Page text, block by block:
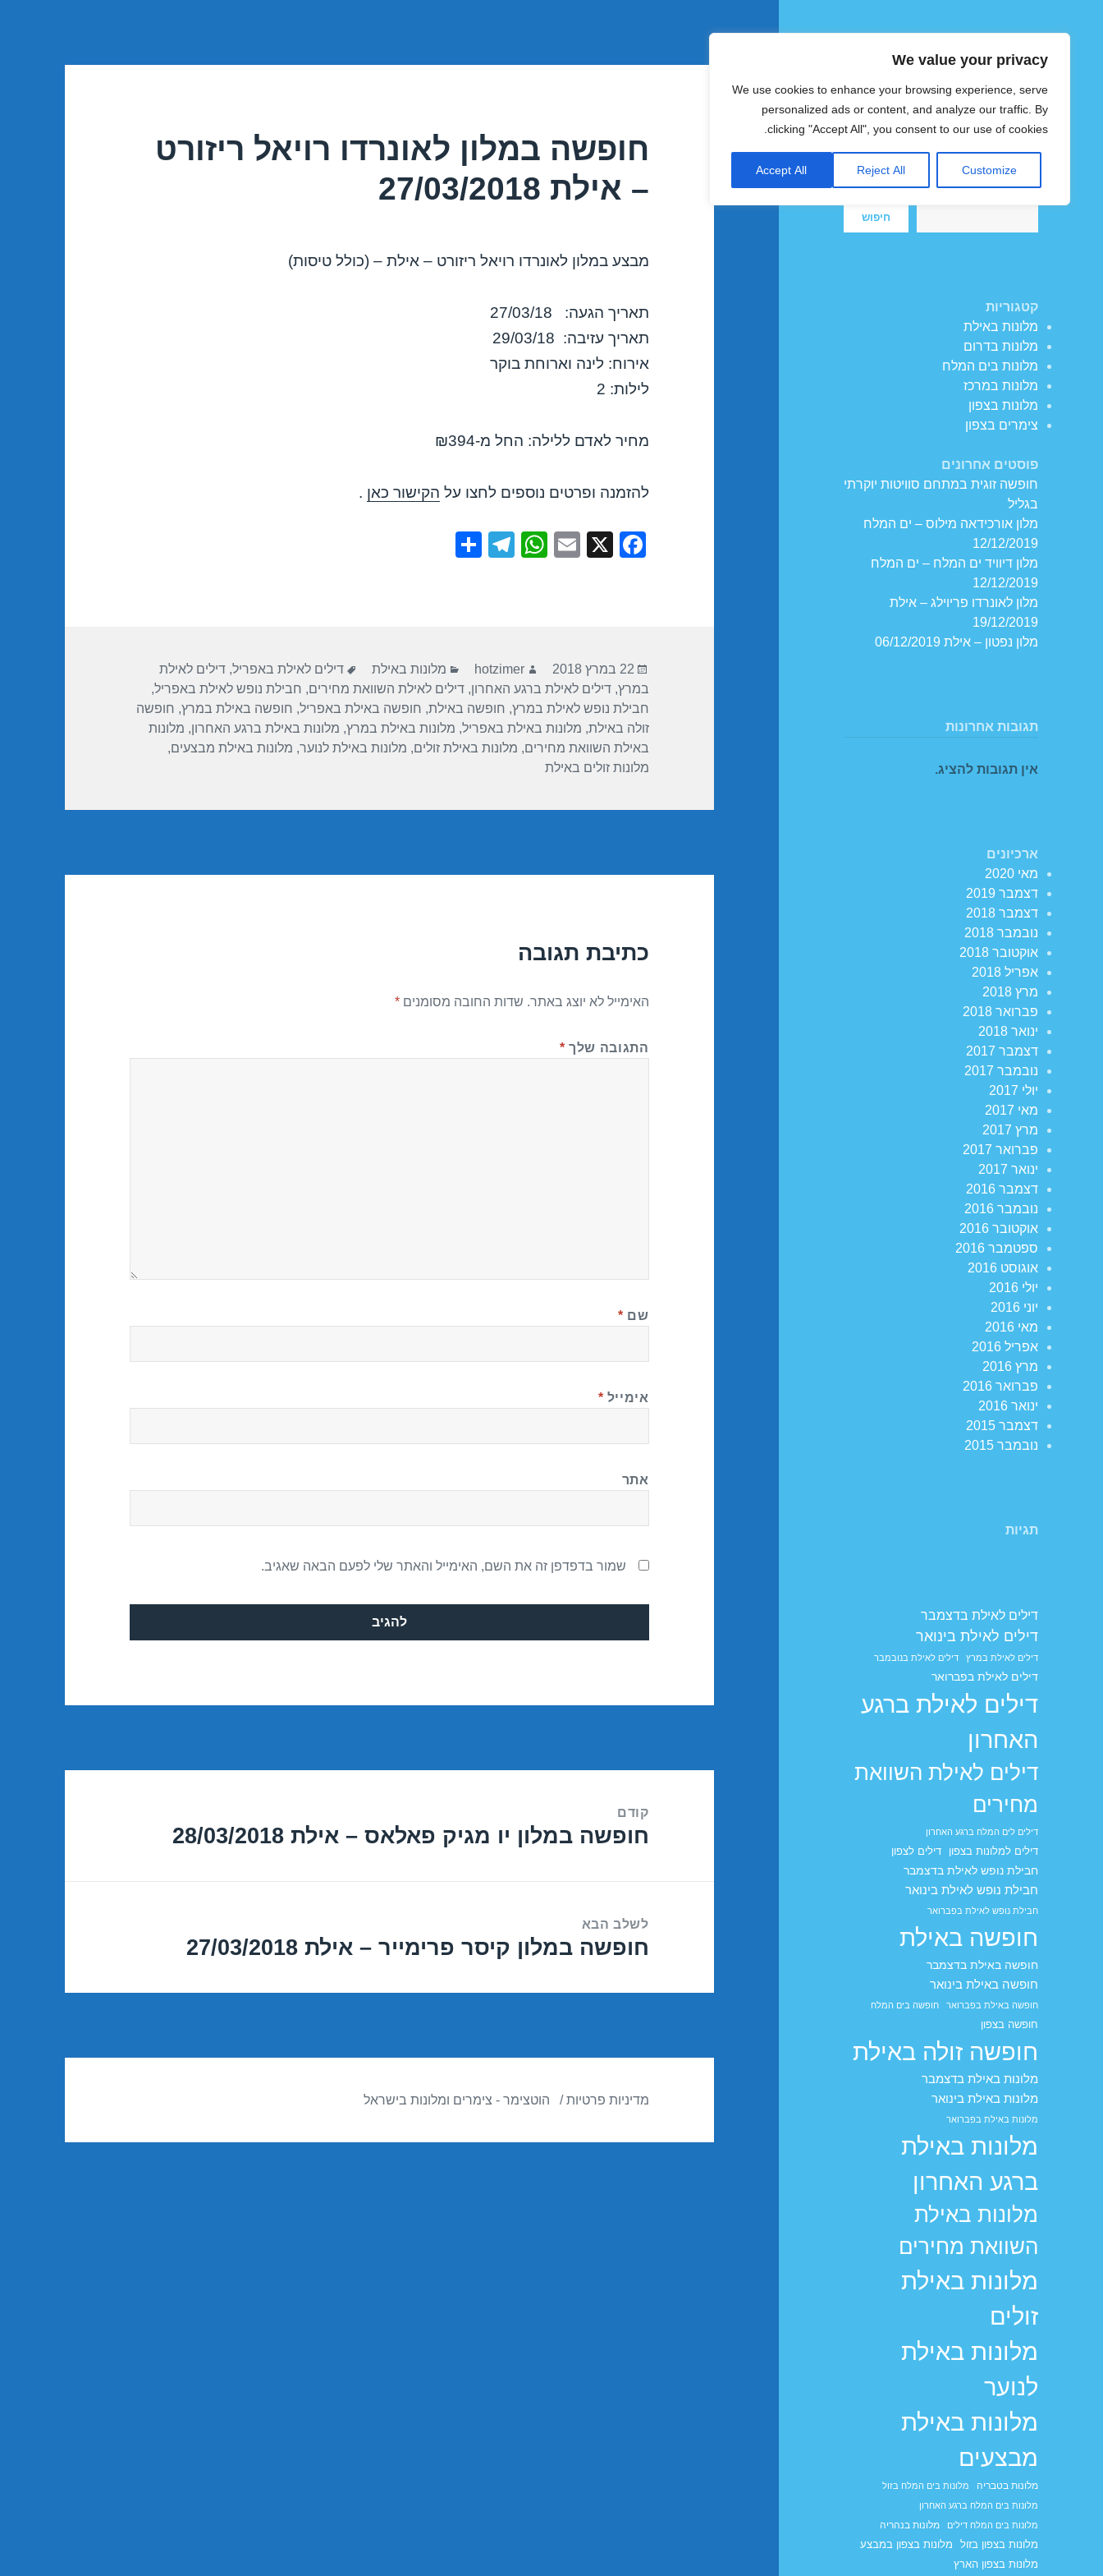
We value your privacy
We use cookies to enhance your browsing experience, serve
personalized ads or content, and analyze our traffic. By
clicking "Accept All", you consent to our use of cookies.
Customize
Reject All
Accept All
צימרים ומלונות זולים בישראל
חיפוש
חיפוש
קטגוריות
מלונות באילת
מלונות בדרום
מלונות בים המלח
מלונות במרכז
מלונות בצפון
צימרים בצפון
פוסטים אחרונים
חופשה זוגית במתחם סוויטות יוקרתי
בגליל
מלון אורכידאה מילוס – ים המלח
12/12/2019
מלון דיוויד ים המלח – ים המלח
12/12/2019
מלון לאונרדו פריוילג – אילת
19/12/2019
מלון נפטון – אילת 06/12/2019
תגובות אחרונות
אין תגובות להציג.
ארכיונים
מאי 2020
דצמבר 2019
דצמבר 2018
נובמבר 2018
אוקטובר 2018
אפריל 2018
מרץ 2018
פברואר 2018
ינואר 2018
דצמבר 2017
נובמבר 2017
יולי 2017
מאי 2017
מרץ 2017
פברואר 2017
ינואר 2017
דצמבר 2016
נובמבר 2016
אוקטובר 2016
ספטמבר 2016
אוגוסט 2016
יולי 2016
יוני 2016
מאי 2016
אפריל 2016
מרץ 2016
פברואר 2016
ינואר 2016
דצמבר 2015
נובמבר 2015
תגיות
דילים לאילת בדצמבר
דילים לאילת בינואר
דילים לאילת במרץ דילים לאילת בנובמבר
דילים לאילת בפברואר
דילים לאילת ברגע
האחרון
דילים לאילת השוואת
מחירים
דילים לים המלח ברגע האחרון
דילים למלונות בצפון דילים לצפון
חבילת נופש לאילת בדצמבר
חבילת נופש לאילת בינואר
חבילת נופש לאילת בפברואר
חופשה באילת
חופשה באילת בדצמבר
חופשה באילת בינואר
חופשה באילת בפברואר חופשה בים המלח
חופשה בצפון
חופשה זולה באילת
מלונות באילת בדצמבר
מלונות באילת בינואר
מלונות באילת בפברואר
מלונות באילת
ברגע האחרון
מלונות באילת
השוואת מחירים
מלונות באילת
זולים
מלונות באילת
לנוער
מלונות באילת
מבצעים
מלונות בטבריה
מלונות בים המלח בזול
מלונות בים המלח ברגע האחרון
מלונות בים המלח דילים
מלונות בנהריה
מלונות בצפון בזול
מלונות בצפון במבצע
מלונות בצפון הארץ
חופשה במלון לאונרדו רויאל ריזורט
– אילת 27/03/2018
מבצע במלון לאונרדו רויאל ריזורט – אילת – (כולל טיסות)
תאריך הגעה: 27/03/18
תאריך עזיבה: 29/03/18
אירוח: לינה וארוחת בוקר
לילות: 2
מחיר לאדם ללילה: החל מ-₪394
להזמנה ופרטים נוספים לחצו על הקישור כאן .
F
o
o
k
X
E
W
p
p
T
m
פורסם
בתאריך
22 במרץ 2018 מחבר
hotzimer קטגוריות
מלונות באילת תגיות
דילים לאילת באפריל,דילים לאילת
במרץ,דילים לאילת ברגע האחרון,דילים לאילת השוואת מחירים, חבילת נופש לאילת באפריל,
חבילת נופש לאילת במרץ, חופשה באילת, חופשה באילת באפריל, חופשה באילת במרץ, חופשה
זולה באילת, מלונות באילת באפריל, מלונות באילת במרץ, מלונות באילת ברגע האחרון, מלונות
באילת השוואת מחירים, מלונות באילת זולים, מלונות באילת לנוער, מלונות באילת מבצעים,
מלונות זולים באילת
כתיבת תגובה
האימייל לא יוצג באתר. שדות החובה מסומנים*
התגובה שלך *
שם *
אימייל *
אתר
שמור בדפדפן זה את השם, האימייל והאתר שלי לפעם הבאה שאגיב.
קודם
הפוסט
חופשה במלון יו מגיק פאלאס – אילת 28/03/2018
לשלב הבא
הפוסט
חופשה במלון קיסר פרימייר – אילת 27/03/2018
מדיניות פרטיות הוטצימר - צימרים ומלונות בישראל